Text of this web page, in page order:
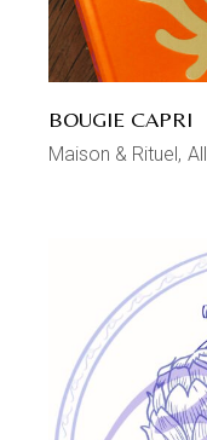
BOUGIE CAPRI
Maison & Rituel All